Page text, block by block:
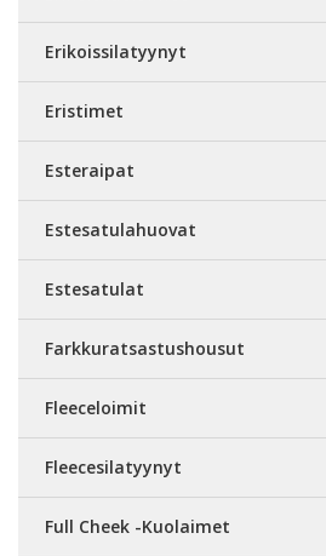
Erikoissilatyynyt
Eristimet
Esteraipat
Estesatulahuovat
Estesatulat
Farkkuratsastushousut
Fleeceloimit
Fleecesilatyynyt
Full Cheek -Kuolaimet